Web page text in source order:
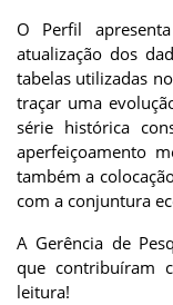
O Perfil
atualização dos
tabelas utilizadas
traçar uma
série histórica
aperfeiçoamento
também a
com a conjuntura
A Gerência de
que contribuíram
leitura!